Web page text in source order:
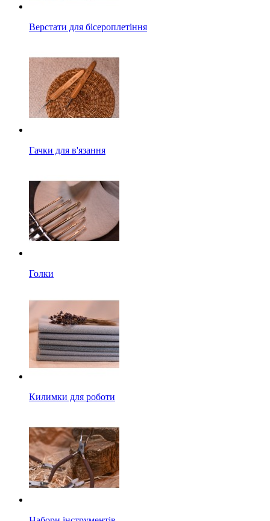
Верстати для бісероплетіння
Гачки для в'язання
Голки
Килимки для роботи